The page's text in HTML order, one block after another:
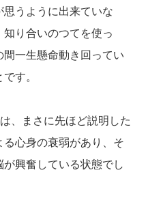
思うように出来ていな
知り合いのつてを使っ
間一生懸命動き回ってい
す。
、まさに先ほど説明した
る心身の衰弱があり、そ
興奮している状態でし